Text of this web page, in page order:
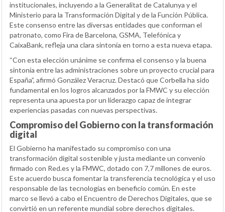
institucionales, incluyendo a la Generalitat de Catalunya y el
Ministerio para la Transformación Digital y de la Función Pública.
Este consenso entre las diversas entidades que conforman el
patronato, como Fira de Barcelona, GSMA, Telefónica y
CaixaBank, refleja una clara sintonía en torno a esta nueva etapa.
“Con esta elección unánime se confirma el consenso y la buena
sintonía entre las administraciones sobre un proyecto crucial para
España”, afirmó González Veracruz. Destacó que Corbella ha sido
fundamental en los logros alcanzados por la FMWC y su elección
representa una apuesta por un liderazgo capaz de integrar
experiencias pasadas con nuevas perspectivas.
Compromiso del Gobierno con la transformación
digital
El Gobierno ha manifestado su compromiso con una
transformación digital sostenible y justa mediante un convenio
firmado con Red.es y la FMWC, dotado con 7,7 millones de euros.
Este acuerdo busca fomentar la transferencia tecnológica y el uso
responsable de las tecnologías en beneficio común. En este
marco se llevó a cabo el Encuentro de Derechos Digitales, que se
convirtió en un referente mundial sobre derechos digitales.